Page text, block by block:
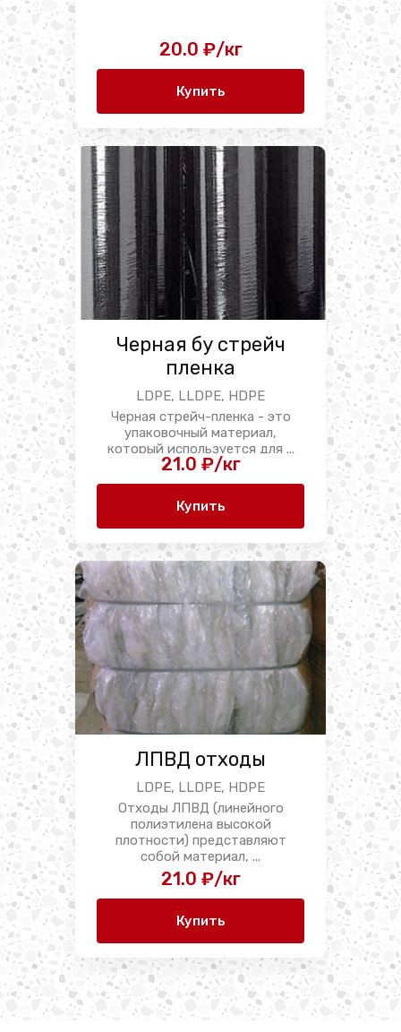
20.0 ₽/кг
Купить
Черная бу стрейч
пленка
LDPE, LLDPE, HDPE
Черная стрейч-пленка - это
упаковочный материал,
который используется для ...
21.0 ₽/кг
Купить
ЛПВД отходы
LDPE, LLDPE, HDPE
Отходы ЛПВД (линейного
полиэтилена высокой
плотности) представляют
собой материал, ...
21.0 ₽/кг
Купить